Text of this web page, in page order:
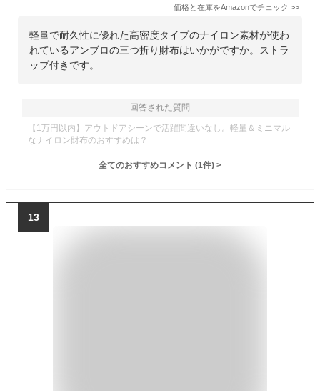
価格と在庫をAmazonでチェック >>
軽量で耐久性に優れた高密度タイプのナイロン素材が使わ
れているアンブロの三つ折り財布はいかがですか。ストラ
ップ付きです。
回答された質問
【1万円以内】アウトドアシーンで活躍間違いなし。軽量＆ミニマル
なナイロン財布のおすすめは？
全てのおすすめコメント (1件) >
13